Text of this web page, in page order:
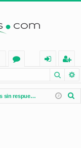
os
nt
ifi
eg
ist
ra
Temas sin respuesta